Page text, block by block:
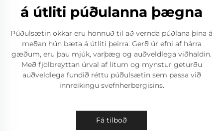
á útliti púðulanna þægna
Púðulsætin okkar eru hönnuð til að vernda púðlana þína á
meðan hún bæta á útliti þeirra. Gerð úr efni af hárra
gæðum, eru þau mjúk, varþæg og auðveldlega viðhaldin.
Með fjölbreyttan úrval af litum og mynstur geturðu
auðveldlega fundið réttu púðulsætin sem passa við
innreikingu svefnherbergisins.
Fá tilboð